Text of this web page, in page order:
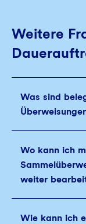
Weitere
Was sind
Wo kann ich
weiter
Wie kann ich